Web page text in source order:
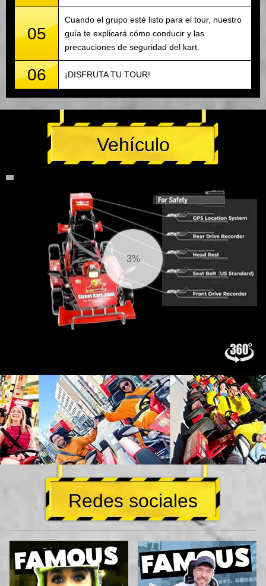
05
Cuando el grupo esté listo para el tour, nuestro
guía te explicará cómo conducir y las
precauciones de seguridad del kart.
06 ¡DISFRUTA TU TOUR!
Vehículo
3%
Redes sociales